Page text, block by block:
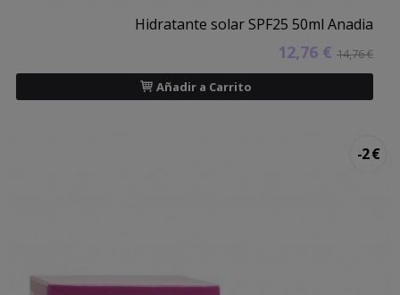
Hidratante solar SPF25 50ml Anadia
12,76 € 14,76 €
Añadir a Carrito
-2 €